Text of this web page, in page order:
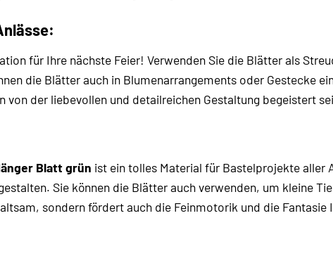
für Ihre nächste Feier! Verwenden Sie die Blätter als
die Blätter auch in Blumenarrangements oder Gestecke
von der liebevollen und detailreichen Gestaltung begeistert
Blatt grün ist ein tolles Material für Bastelprojekte aller
Sie können die Blätter auch verwenden, um kleine
sondern fördert auch die Feinmotorik und die Fantasie